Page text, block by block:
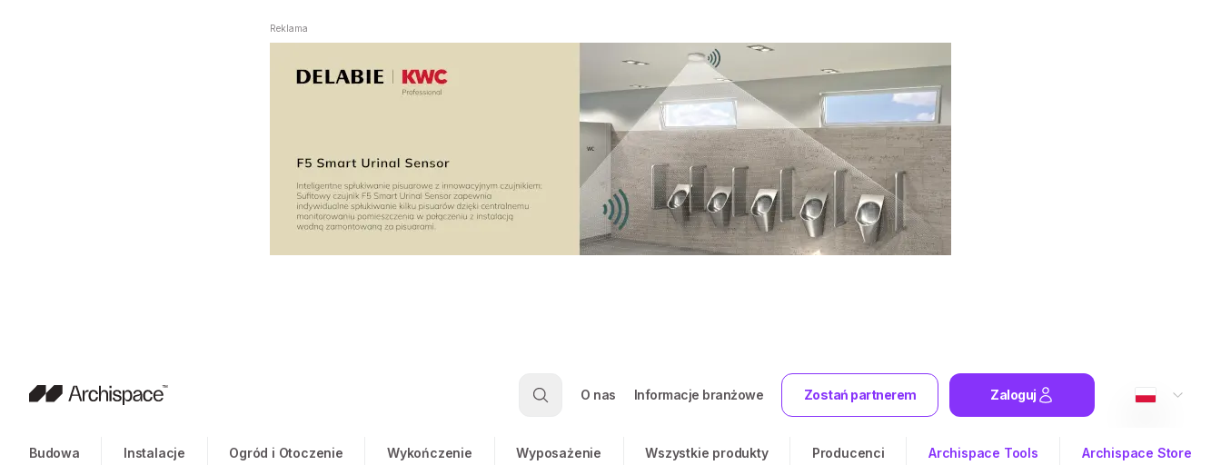
Reklama
O nas Informacje branżowe Zostań partnerem Zaloguj
Budowa Instalacje Ogród i Otoczenie Wykończenie Wyposażenie Wszystkie produkty Producenci Archispace Tools Archispace Store